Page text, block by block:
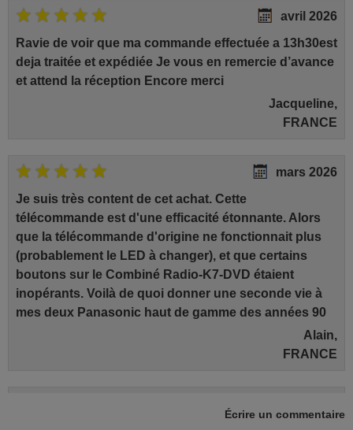
avril 2026
Ravie de voir que ma commande effectuée a 13h30est
deja traitée et expédiée Je vous en remercie d’avance
et attend la réception Encore merci
Jacqueline,
FRANCE
mars 2026
Je suis très content de cet achat. Cette
télécommande est d'une efficacité étonnante. Alors
que la télécommande d'origine ne fonctionnait plus
(probablement le LED à changer), et que certains
boutons sur le Combiné Radio-K7-DVD étaient
inopérants. Voilà de quoi donner une seconde vie à
mes deux Panasonic haut de gamme des années 90
Alain,
FRANCE
Écrire un commentaire